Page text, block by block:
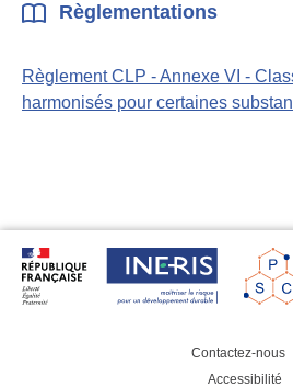
Règlementations
Règlement CLP - Annexe VI -
harmonisés pour certaines
Contactez-nous
Accessibilité